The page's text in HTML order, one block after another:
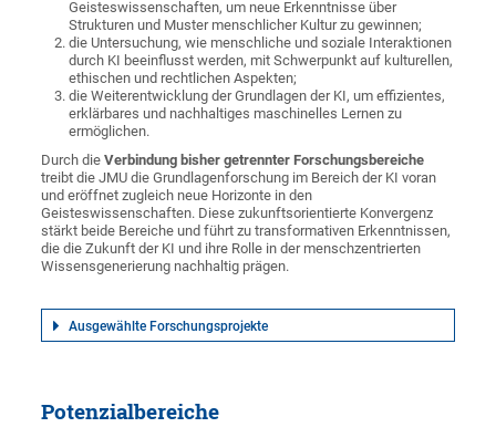
Geisteswissenschaften, um neue Erkenntnisse über
Strukturen und Muster menschlicher Kultur zu gewinnen;
die Untersuchung, wie menschliche und soziale Interaktionen
durch KI beeinflusst werden, mit Schwerpunkt auf kulturellen,
ethischen und rechtlichen Aspekten;
die Weiterentwicklung der Grundlagen der KI, um effizientes,
erklärbares und nachhaltiges maschinelles Lernen zu
ermöglichen.
Durch dieVerbindung bisher getrennter Forschungsbereiche
treibt die JMU die Grundlagenforschung im Bereich der KI voran
und eröffnet zugleich neue Horizonte in den
Geisteswissenschaften. Diese zukunftsorientierte Konvergenz
stärkt beide Bereiche und führt zu transformativen Erkenntnissen,
die die Zukunft der KI und ihre Rolle in der menschzentrierten
Wissensgenerierung nachhaltig prägen.
Ausgewählte Forschungsprojekte
Potenzialbereiche